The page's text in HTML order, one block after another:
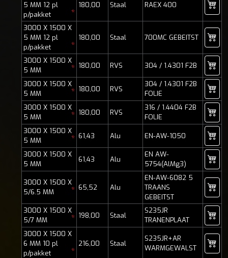
5 MM 12 pl
p/pakket
*
180,00 Staal RAEX 400
3000 X 1500 X
5 MM 12 pl
p/pakket
*
180,00 Staal 700MC GEBEITST
3000 X 1500 X
5 MM
* 180,00 RVS 304 / 1.4301 F2B
3000 X 1500 X
5 MM
* 180,00 RVS
304 / 1.4301 F2B
FOLIE
3000 X 1500 X
5 MM
* 180,00 RVS
316 / 1.4404 F2B
FOLIE
3000 X 1500 X
5 MM
* 61,43 Alu EN-AW-1050
3000 X 1500 X
5 MM
61,43 Alu
EN AW-
5754(AlMg3)
3000 X 1500 X
5/6.5 MM
* 65,52 Alu
EN-AW-6082 5
TRAANS
GEBEITST
3000 X 1500 X
5/7 MM
* 198,00 Staal
S235JR
TRANENPLAAT
3000 X 1500 X
6 MM 10 pl
p/pakket
*
216,00 Staal
S235JR+AR
WARMGEWALST